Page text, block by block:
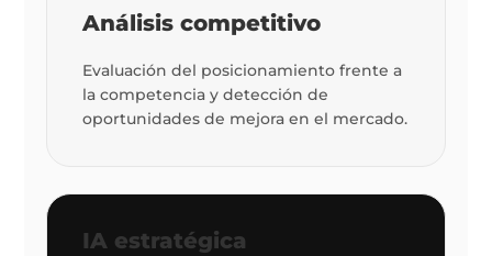
Análisis competitivo
Evaluación del posicionamiento frente a
la competencia y detección de
oportunidades de mejora en el mercado.
IA estratégica